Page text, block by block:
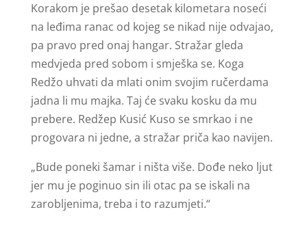
Korakom je prešao desetak kilometara noseći
na leđima ranac od kojeg se nikad nije odvajao,
pa pravo pred onaj hangar. Stražar gleda
medvjeda pred sobom i smješka se. Koga
Redžo uhvati da mlati onim svojim ručerdama
jadna li mu majka. Taj će svaku kosku da mu
prebere. Redžep Kusić Kuso se smrkao i ne
progovara ni jedne, a stražar priča kao navijen.
„Bude poneki šamar i ništa više. Dođe neko ljut
jer mu je poginuo sin ili otac pa se iskali na
zarobljenima, treba i to razumjeti.“